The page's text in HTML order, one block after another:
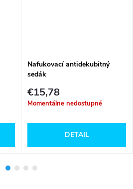
Nafukovací antidekubitný
sedák
€15,78
Momentálne nedostupné
DETAIL